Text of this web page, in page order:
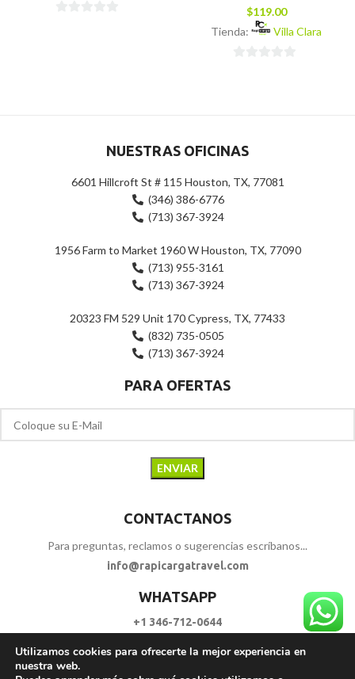
$119.00
Tienda:
Villa Clara
NUESTRAS OFICINAS
6601 Hillcroft St # 115 Houston, TX, 77081
(346) 386-6776
(713) 367-3924
1956 Farm to Market 1960 W Houston, TX, 77090
(713) 955-3161
(713) 367-3924
20323 FM 529 Unit 170 Cypress, TX, 77433
(832) 735-0505
(713) 367-3924
PARA OFERTAS
CONTACTANOS
Para preguntas, reclamos o sugerencias escríbanos...
info@rapicargatravel.com
WHATSAPP
+1 346-712-0644
SIGUENOS
Utilizamos cookies para ofrecerte la mejor experiencia en
nuestra web.